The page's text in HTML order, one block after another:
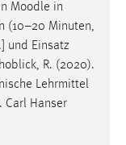
Moodle in
(10–20 Minuten,
und Einsatz
R. (2020).
Lehrmittel
Carl Hanser
anzuzeigen.
Websites